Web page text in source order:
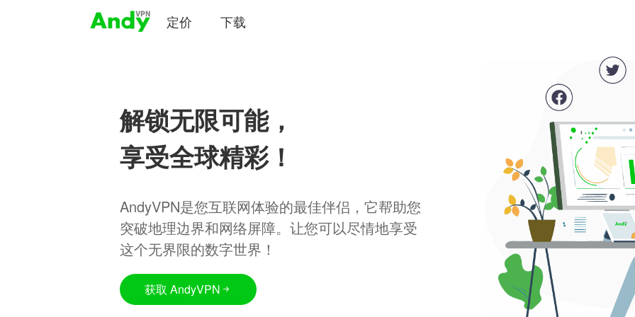
定价 下载
解锁无限可能，
享受全球精彩！
AndyVPN是您互联网体验的最佳伴侣，它帮助您
突破地理边界和网络屏障。让您可以尽情地享受
这个无界限的数字世界！
获取 AndyVPN